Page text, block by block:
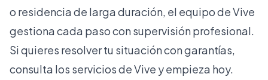
o residencia de larga duración , el equipo de Vive
gestiona cada paso con supervisión profesional.
Si quieres resolver tu situación con garantías,
consulta los servicios de Vive y empieza hoy.